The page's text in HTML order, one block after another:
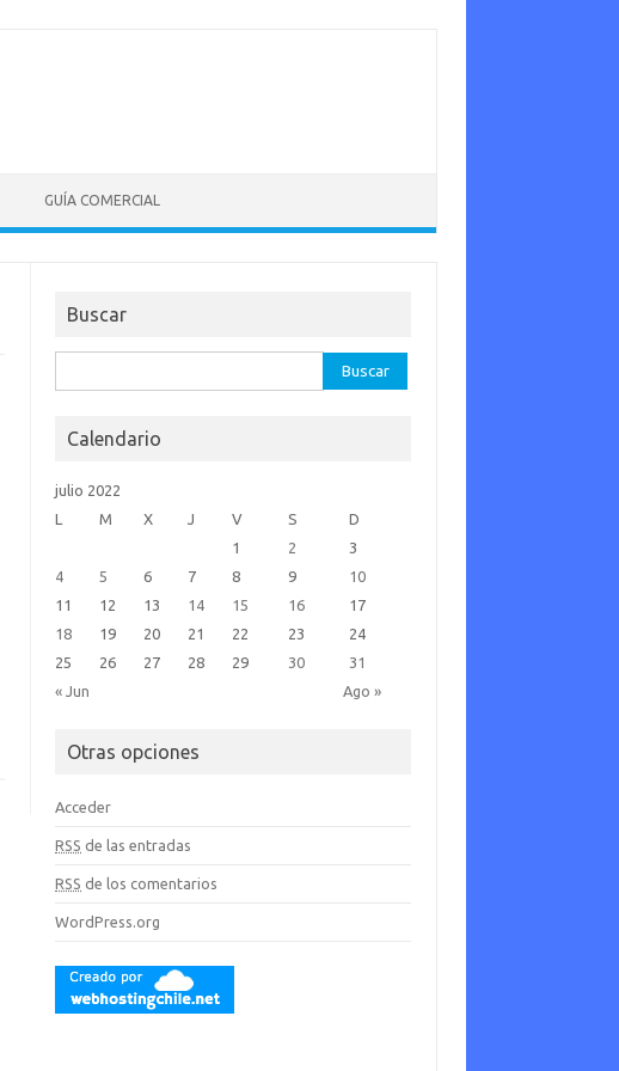
GUÍA COMERCIAL
Buscar
Calendario
julio 2022
L
M X J V S D
« Jun Ago »
1 2
3
4
5 6 7 8 9
10
11
12 13 14 15 16
17
18
19 20 21 22 23
24
25
26 27 28 29 30 31
Otras opciones
Acceder
RSS de las entradas
RSS de los comentarios
WordPress.org